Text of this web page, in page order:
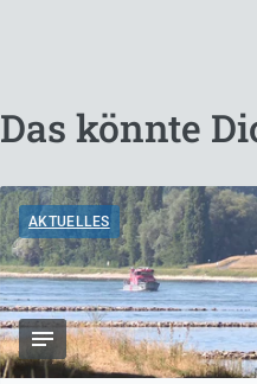
Das könnte
AKTUELLES